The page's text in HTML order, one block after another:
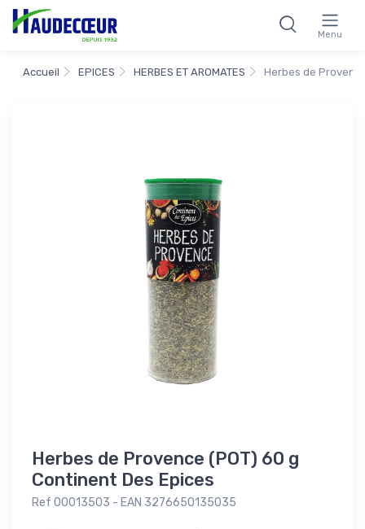
Menu
Accueil EPICES HERBES ET AROMATES Herbes de
Herbes de Provence (POT) 60 g
Continent Des Epices
Ref 00013503 - EAN 3276650135035